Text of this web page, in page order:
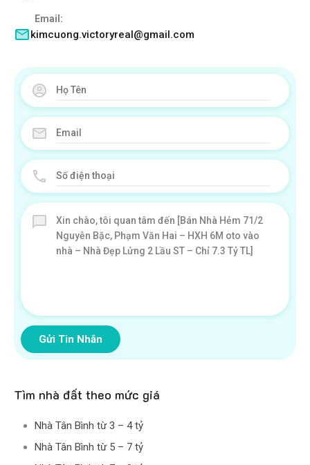
Email:
kimcuong.victoryreal@gmail.com
Gửi Tin Nhắn
Tìm nhà đất theo mức giá
Nhà Tân Bình từ 3 – 4 tỷ
Nhà Tân Bình từ 5 – 7 tỷ